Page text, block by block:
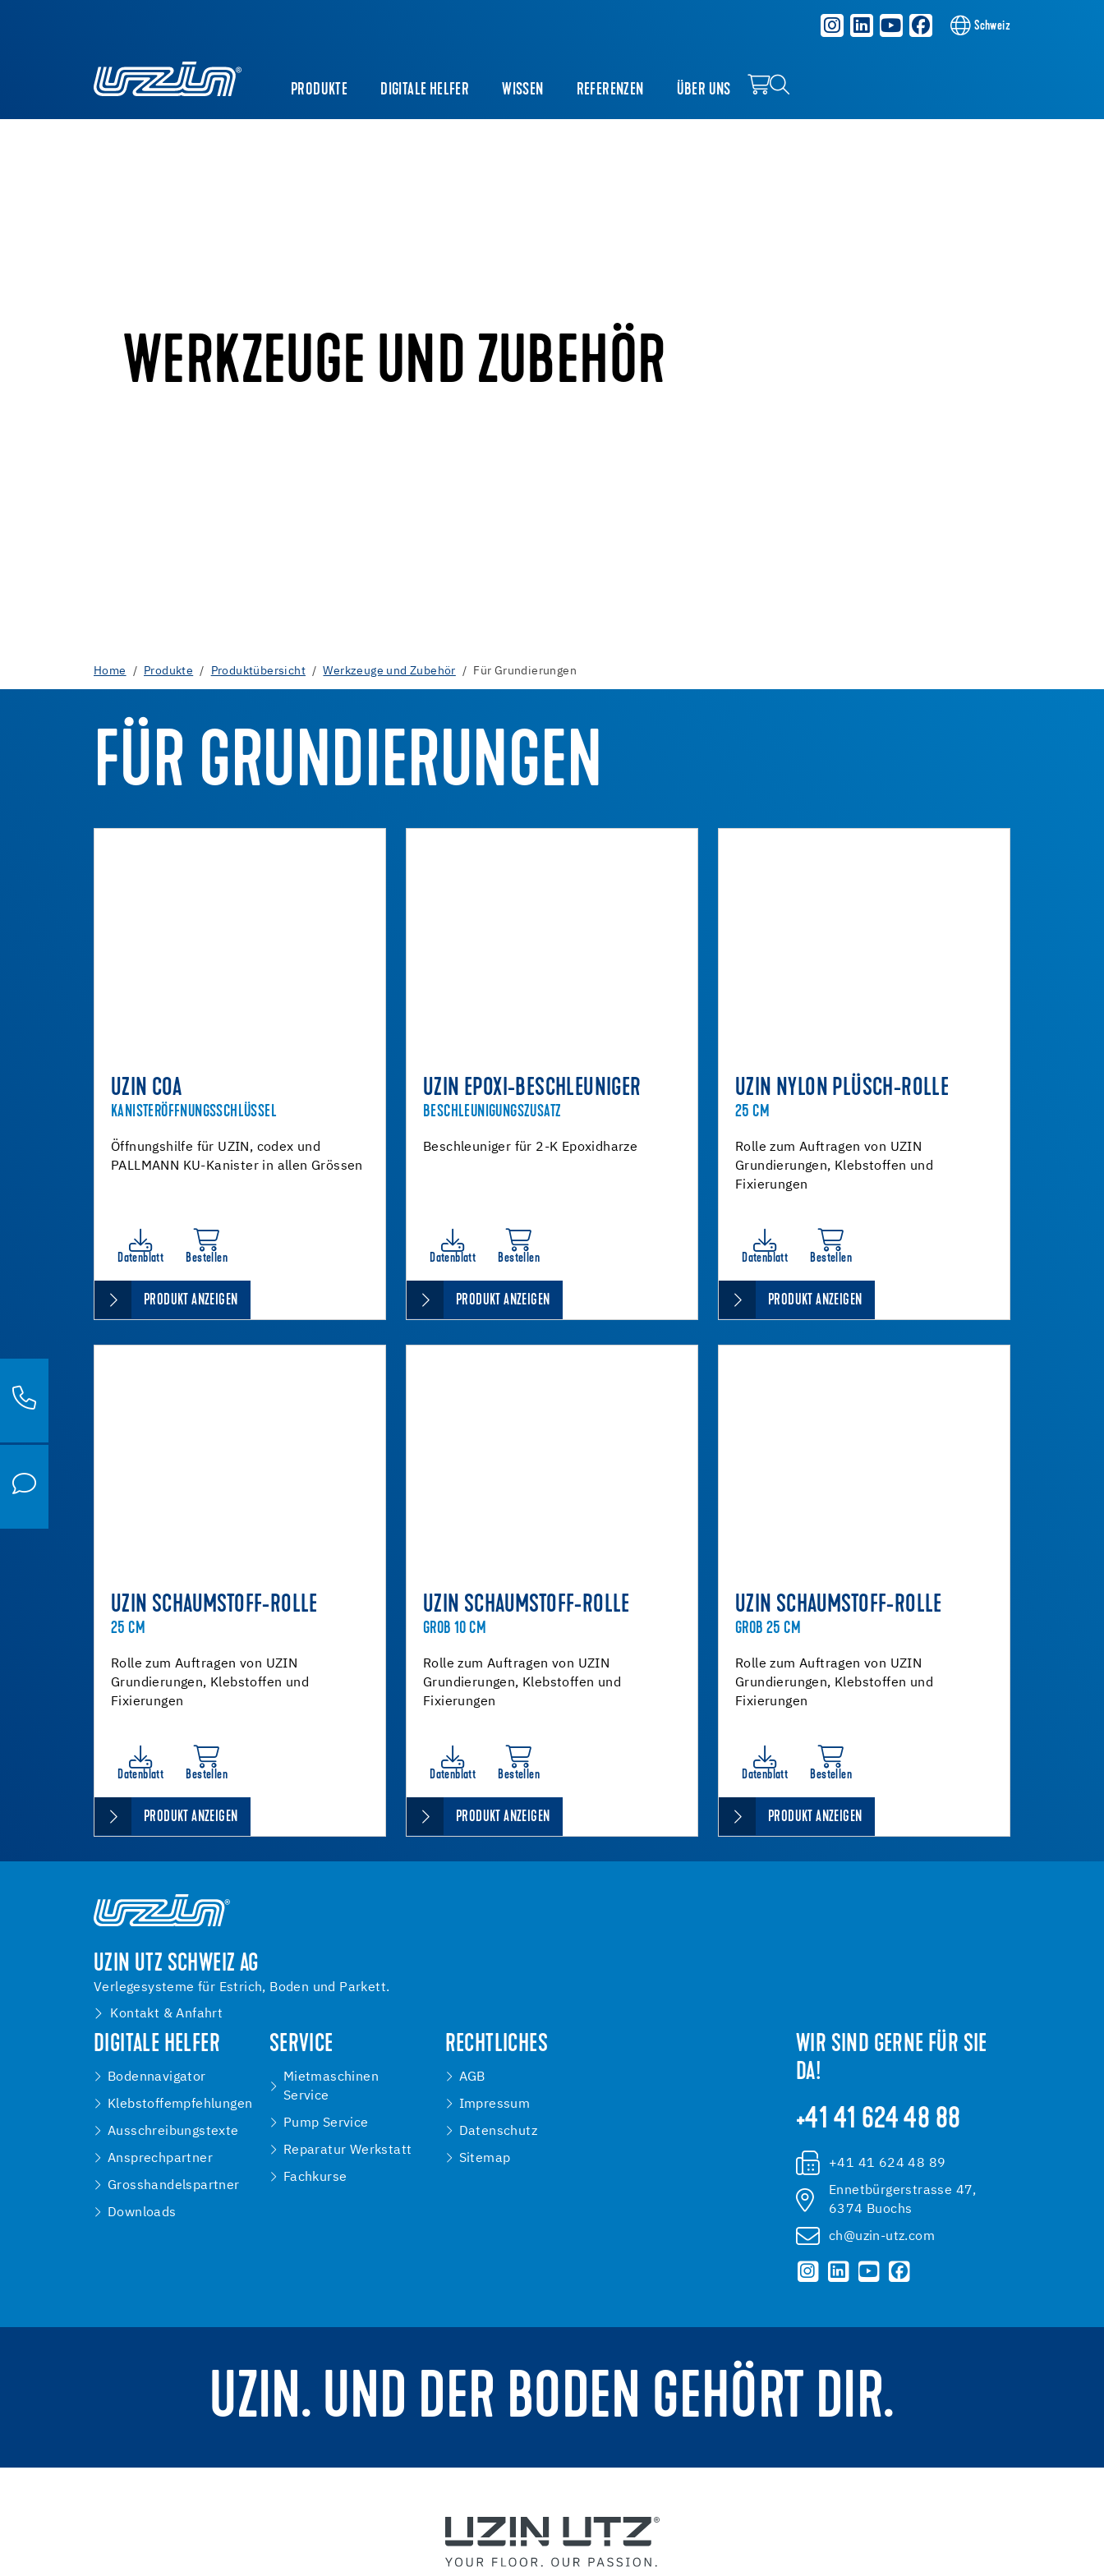
Schweiz
PRODUKTE DIGITALE HELFER WISSEN REFERENZEN ÜBER UNS
WERKZEUGE UND ZUBEHÖR
Home Produkte Produktübersicht Werkzeuge und Zubehör Für Grundierungen
FÜR GRUNDIERUNGEN
UZIN COA
KANISTERÖFFNUNGSSCHLÜSSEL
Öffnungshilfe für UZIN, codex und
PALLMANN KU-Kanister in allen Grössen
Datenblatt Bestellen
PRODUKT ANZEIGEN
UZIN EPOXI-BESCHLEUNIGER
BESCHLEUNIGUNGSZUSATZ
Beschleuniger für 2-K Epoxidharze
Datenblatt Bestellen
PRODUKT ANZEIGEN
UZIN NYLON PLÜSCH-ROLLE
25 CM
Rolle zum Auftragen von UZIN
Grundierungen, Klebstoffen und
Fixierungen
Datenblatt Bestellen
PRODUKT ANZEIGEN
UZIN SCHAUMSTOFF-ROLLE
25 CM
Rolle zum Auftragen von UZIN
Grundierungen, Klebstoffen und
Fixierungen
Datenblatt Bestellen
PRODUKT ANZEIGEN
UZIN SCHAUMSTOFF-ROLLE
GROB 10 CM
Rolle zum Auftragen von UZIN
Grundierungen, Klebstoffen und
Fixierungen
Datenblatt Bestellen
PRODUKT ANZEIGEN
UZIN SCHAUMSTOFF-ROLLE
GROB 25 CM
Rolle zum Auftragen von UZIN
Grundierungen, Klebstoffen und
Fixierungen
Datenblatt Bestellen
PRODUKT ANZEIGEN
UZIN UTZ SCHWEIZ AG
Verlegesysteme für Estrich, Boden und Parkett.
Kontakt & Anfahrt
DIGITALE HELFER
Bodennavigator
Klebstoffempfehlungen
Ausschreibungstexte
Ansprechpartner
Grosshandelspartner
Downloads
SERVICE
Mietmaschinen
Service
Pump Service
Reparatur Werkstatt
Fachkurse
RECHTLICHES
AGB
Impressum
Datenschutz
Sitemap
WIR SIND GERNE FÜR SIE
DA!
+41 41 624 48 88
+41 41 624 48 89
Ennetbürgerstrasse 47,
6374 Buochs
ch@uzin-utz.com
UZIN. UND DER BODEN GEHÖRT DIR.